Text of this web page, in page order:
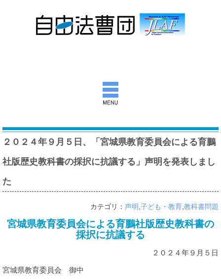
自由法曹団とは
意見書ほか
２０２４年９月５日、「宮城県教育委員会による育鵬
社版歴史教科書の採択に抗議する」声明を発表しまし
た
カテゴリ：声明 ,子ども・教育,教科書問題
宮城県教育委員会による育鵬社版歴史教科書の
採択に抗議する
２０２４年９月５日
宮城県教育委員会 御中